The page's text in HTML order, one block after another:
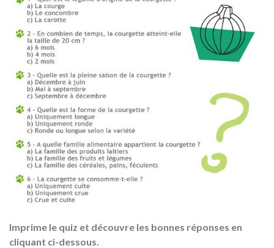
Imprime le quiz et découvre les bonnes réponses en
cliquant ci-dessous.